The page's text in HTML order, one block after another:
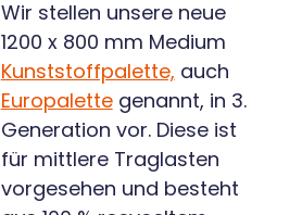
Wir stellen unsere neue
1200 x 800 mm Medium
Kunststoffpalette, auch
Europalettegenannt, in 3.
Generation vor. Diese ist
für mittlere Traglasten
vorgesehen und besteht